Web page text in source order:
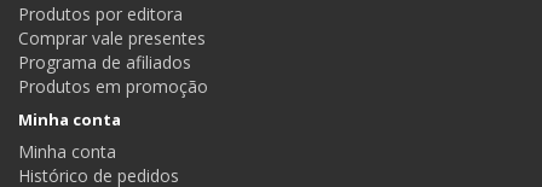
Produtos por editora
Comprar vale presentes
Programa de afiliados
Produtos em promoção
Minha conta
Minha conta
Histórico de pedidos